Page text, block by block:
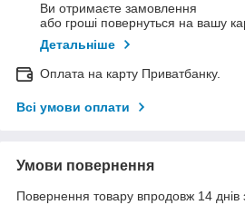
Ви отримаєте замовлення
або гроші повернуться на вашу
Детальніше
Оплата на карту Приватбанку.
Всі умови оплати
Умови повернення
Повернення товару впродовж 14 днів